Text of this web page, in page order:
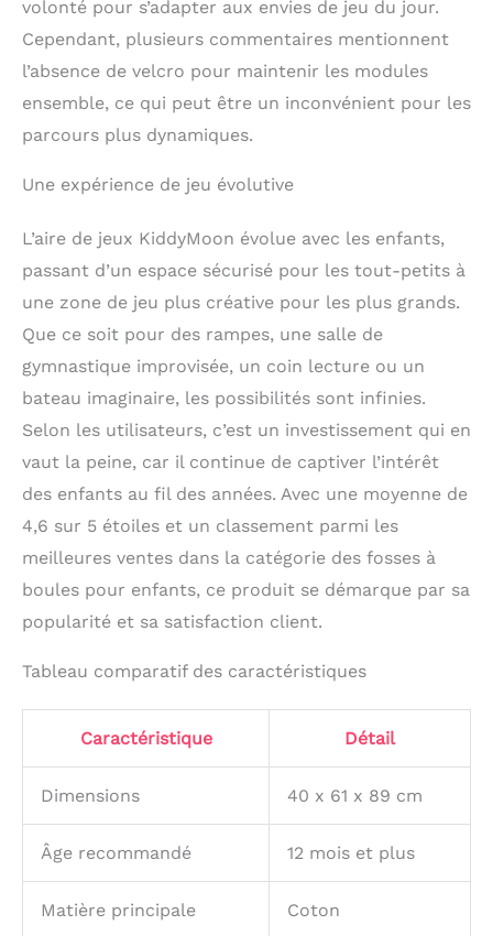
volonté pour s’adapter aux envies de jeu du jour.
Cependant, plusieurs commentaires mentionnent
l’absence de velcro pour maintenir les modules
ensemble, ce qui peut être un inconvénient pour les
parcours plus dynamiques.
Une expérience de jeu évolutive
L’aire de jeux KiddyMoon évolue avec les enfants,
passant d’un espace sécurisé pour les tout-petits à
une zone de jeu plus créative pour les plus grands.
Que ce soit pour des rampes, une salle de
gymnastique improvisée, un coin lecture ou un
bateau imaginaire, les possibilités sont infinies.
Selon les utilisateurs, c’est un investissement qui en
vaut la peine, car il continue de captiver l’intérêt
des enfants au fil des années. Avec une moyenne de
4,6 sur 5 étoiles et un classement parmi les
meilleures ventes dans la catégorie des fosses à
boules pour enfants, ce produit se démarque par sa
popularité et sa satisfaction client.
Tableau comparatif des caractéristiques
Caractéristique Détail
Dimensions 40 x 61 x 89 cm
Âge recommandé 12 mois et plus
Matière principale Coton